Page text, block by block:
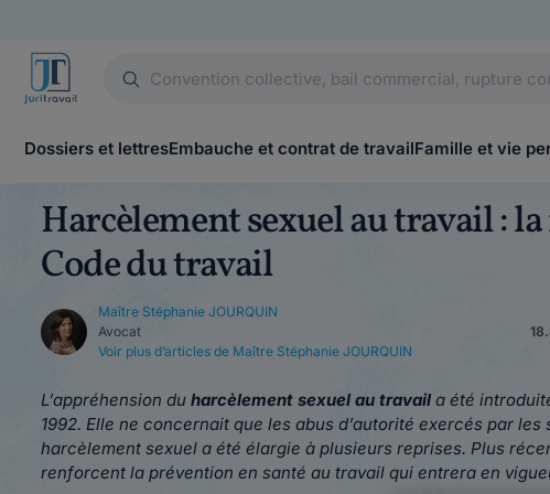
Dossiers et lettresEmbauche et contrat de travailFamille et vie
Harcèlement sexuel au travail :
Code du travail
Maître Stéphanie JOURQUIN
Avocat
Voir plus d’articles de Maître Stéphanie JOURQUIN
L’appréhension du harcèlement sexuel au travail a été
1992. Elle ne concernait que les abus d’autorité exercés par
harcèlement sexuel a été élargie à plusieurs reprises. Plus
renforcent la prévention en santé au travail qui entrera en